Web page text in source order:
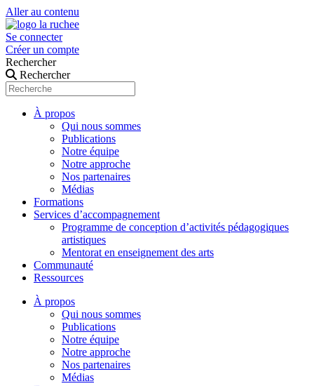
Aller au contenu
Se connecter
Créer un compte
Rechercher
Rechercher
À propos
Qui nous sommes
Publications
Notre équipe
Notre approche
Nos partenaires
Médias
Formations
Services d’accompagnement
Programme de conception d’activités pédagogiques
artistiques
Mentorat en enseignement des arts
Communauté
Ressources
À propos
Qui nous sommes
Publications
Notre équipe
Notre approche
Nos partenaires
Médias